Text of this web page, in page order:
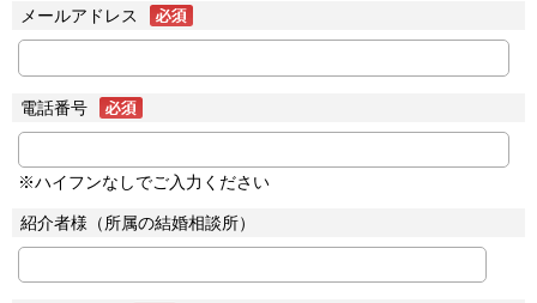
メールアドレス
電話番号
※ハイフンなしでご入力ください
紹介者様（所属の結婚相談所）